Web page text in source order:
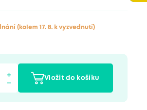
(kolem 17. 8. k vyzvednutí)
Vložit do košíku